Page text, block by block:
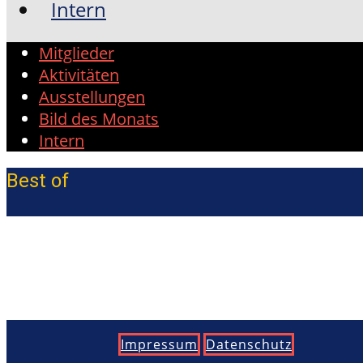
Intern
Mitglieder
Aktivitäten
Ausstellungen
Bild des Monats
Intern
Best of
Impressum Datenschutz